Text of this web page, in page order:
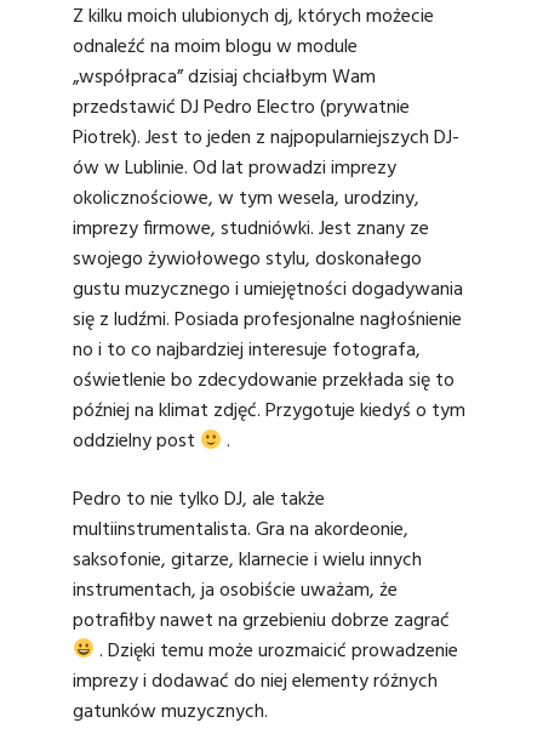
Z kilku moich ulubionych dj, których możecie
odnaleźć na moim blogu w module
„współpraca” dzisiaj chciałbym Wam
przedstawićDJ Pedro Electro(prywatnie
Piotrek). Jest to jeden z najpopularniejszych DJ-
ów w Lublinie. Od lat prowadzi imprezy
okolicznościowe, w tym wesela, urodziny,
imprezy firmowe, studniówki. Jest znany ze
swojego żywiołowego stylu, doskonałego
gustu muzycznego i umiejętności dogadywania
się z ludźmi. Posiada profesjonalne nagłośnienie
no i to co najbardziej interesuje fotografa,
oświetlenie bo zdecydowanie przekłada się to
później na klimat zdjęć. Przygotuje kiedyś o tym
oddzielny post
.
Pedro to nie tylko DJ, ale także
multiinstrumentalista. Gra na akordeonie,
saksofonie, gitarze, klarnecie i wielu innych
instrumentach, ja osobiście uważam, że
potrafiłby nawet na grzebieniu dobrze zagrać
. Dzięki temu może urozmaicić prowadzenie
imprezy i dodawać do niej elementy różnych
gatunków muzycznych.